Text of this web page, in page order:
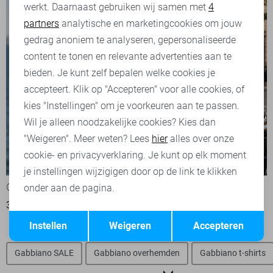
-50%
Gabbiano Polo
35,00
-50%
Gabbiano SALE Gabbiano overhemden Gabbiano t-shirts
Analytische cookies
Marketing cookies
Terug Opslaan
werkt. Daarnaast gebruiken wij samen met 4
partners analytische en marketingcookies om jouw
gedrag anoniem te analyseren, gepersonaliseerde
content te tonen en relevante advertenties aan te
bieden. Je kunt zelf bepalen welke cookies je
accepteert. Klik op "Accepteren" voor alle cookies, of
kies "Instellingen" om je voorkeuren aan te passen.
Wil je alleen noodzakelijke cookies? Kies dan
"Weigeren". Meer weten? Lees hieralles over onze
cookie- en privacyverklaring. Je kunt op elk moment
je instellingen wijzigigen door op de link te klikken
onder aan de pagina.
Accepteren
Weigeren
Instellen